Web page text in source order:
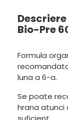
Bio-Pre
Formula
luna a 6-a.
Se poate
hrana atunci